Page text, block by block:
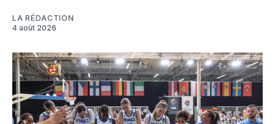
LA RÉDACTION
4 août 2026